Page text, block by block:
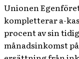
Unionen
kompletterar a-
procent av sin
månadsinkomst